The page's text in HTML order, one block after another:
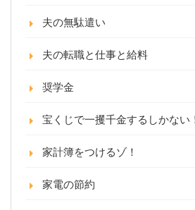
夫の無駄遣い
夫の転職と仕事と給料
奨学金
宝くじで一攫千金するしかない
家計簿をつけるゾ！
家電の節約